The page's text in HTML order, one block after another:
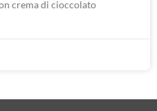
crema di cioccolato